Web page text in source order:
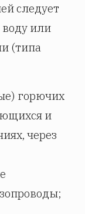
следует
воду или
(типа
горючих
и
через